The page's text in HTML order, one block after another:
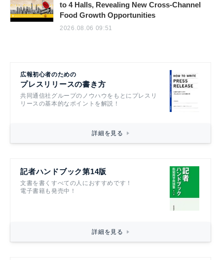
to 4 Halls, Revealing New Cross-Channel
Food Growth Opportunities
2026.08.06 09:51
広報初心者のための
プレスリリースの書き方
共同通信社グループのノウハウをもとにプレスリ
リースの基本的なポイントを解説！
詳細を見る
記者ハンドブック第14版
文書を書くすべての人におすすめです！
電子書籍も発売中！
詳細を見る